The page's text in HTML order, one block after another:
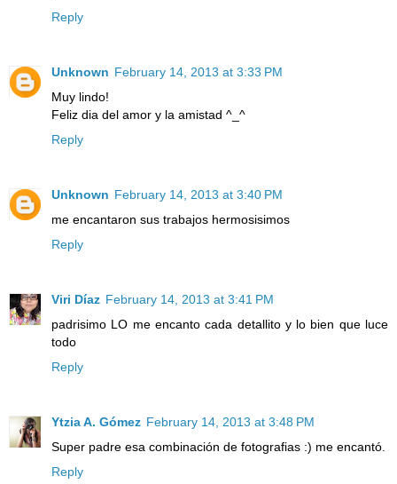
Reply
Unknown February 14, 2013 at 3:33 PM
Muy lindo!
Feliz dia del amor y la amistad ^_^
Reply
Unknown February 14, 2013 at 3:40 PM
me encantaron sus trabajos hermosisimos
Reply
Viri Díaz February 14, 2013 at 3:41 PM
padrisimo LO me encanto cada detallito y lo bien que luce
todo
Reply
Ytzia A. Gómez February 14, 2013 at 3:48 PM
Super padre esa combinación de fotografias :) me encantó.
Reply